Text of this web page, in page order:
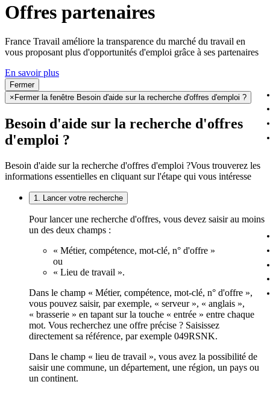
Offres partenaires
France Travail améliore la transparence du marché du travail en
vous proposant plus d'opportunités d'emploi grâce à ses partenaires
En savoir plus
Fermer
× Fermer la fenêtre Besoin d'aide sur la recherche d'offres d'emploi ?
Besoin d'aide sur la recherche d'offres
d'emploi ?
Besoin d'aide sur la recherche d'offres d'emploi ?Vous trouverez les
informations essentielles en cliquant sur l'étape qui vous intéresse
1. Lancer votre recherche
Pour lancer une recherche d'offres, vous devez saisir au moins
un des deux champs :
« Métier, compétence, mot-clé, n° d'offre »
ou
« Lieu de travail ».
Dans le champ « Métier, compétence, mot-clé, n° d'offre »,
vous pouvez saisir, par exemple, « serveur », « anglais »,
« brasserie » en tapant sur la touche « entrée » entre chaque
mot. Vous recherchez une offre précise ? Saisissez
directement sa référence, par exemple 049RSNK.
Dans le champ « lieu de travail », vous avez la possibilité de
saisir une commune, un département, une région, un pays ou
un continent.